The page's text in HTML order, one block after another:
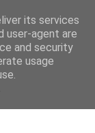
its services
user-agent are
and security
usage